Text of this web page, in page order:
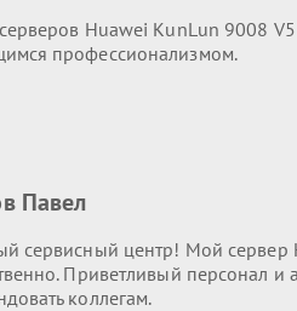
Huawei KunLun 9008
профессионализмом.
Павел
сервисный центр! Мой сервер
Приветливый персонал и
коллегам.